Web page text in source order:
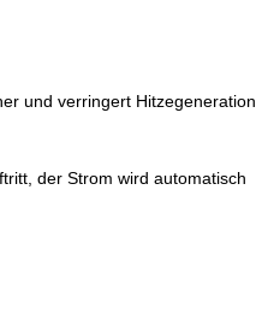
und verringert Hitzegeneration.
der Strom wird automatisch